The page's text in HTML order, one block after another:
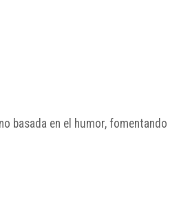
basada en el humor, fomentando